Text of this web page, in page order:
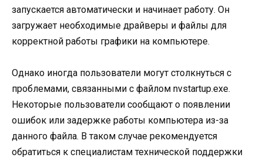
запускается автоматически и начинает работу. Он
загружает необходимые драйверы и файлы для
корректной работы графики на компьютере.
Однако иногда пользователи могут столкнуться с
проблемами, связанными с файлом nvstartup.exe.
Некоторые пользователи сообщают о появлении
ошибок или задержке работы компьютера из-за
данного файла. В таком случае рекомендуется
обратиться к специалистам технической поддержки